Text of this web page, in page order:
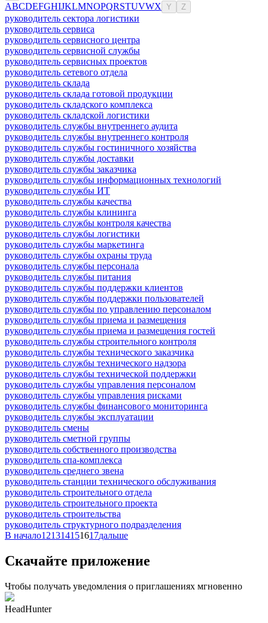
ABCDEFGHIJKLMNOPQRSTUVWX Y Z
руководитель сектора логистики
руководитель сервиса
руководитель сервисного центра
руководитель сервисной службы
руководитель сервисных проектов
руководитель сетевого отдела
руководитель склада
руководитель склада готовой продукции
руководитель складского комплекса
руководитель складской логистики
руководитель службы внутреннего аудита
руководитель службы внутреннего контроля
руководитель службы гостиничного хозяйства
руководитель службы доставки
руководитель службы заказчика
руководитель службы информационных технологий
руководитель службы ИТ
руководитель службы качества
руководитель службы клининга
руководитель службы контроля качества
руководитель службы логистики
руководитель службы маркетинга
руководитель службы охраны труда
руководитель службы персонала
руководитель службы питания
руководитель службы поддержки клиентов
руководитель службы поддержки пользователей
руководитель службы по управлению персоналом
руководитель службы приема и размещения
руководитель службы приема и размещения гостей
руководитель службы строительного контроля
руководитель службы технического заказчика
руководитель службы технического надзора
руководитель службы технической поддержки
руководитель службы управления персоналом
руководитель службы управления рисками
руководитель службы финансового мониторинга
руководитель службы эксплуатации
руководитель смены
руководитель сметной группы
руководитель собственного производства
руководитель спа-комплекса
руководитель среднего звена
руководитель станции технического обслуживания
руководитель строительного отдела
руководитель строительного проекта
руководитель строительства
руководитель структурного подразделения
В начало121314151617дальше
Скачайте приложение
Чтобы получать уведомления о приглашениях мгновенно
HeadHunter